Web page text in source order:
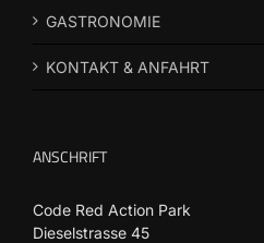
GASTRONOMIE
KONTAKT & ANFAHRT
ANSCHRIFT
Code Red Action Park
Dieselstrasse 45